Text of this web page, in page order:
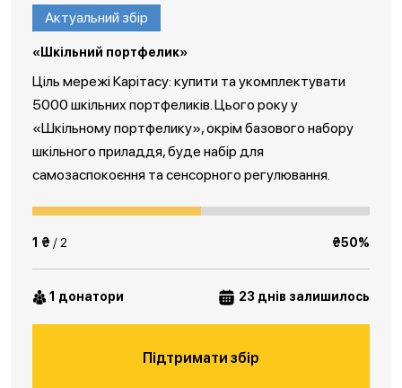
Актуальний збір
«Шкільний портфелик»
Ціль мережі Карітасу: купити та укомплектувати
5000 шкільних портфеликів. Цього року у
«Шкільному портфелику», окрім базового набору
шкільного приладдя, буде набір для
самозаспокоєння та сенсорного регулювання.
1 ₴ / 2 ₴50%
1 донатори 23 днів залишилось
Підтримати збір